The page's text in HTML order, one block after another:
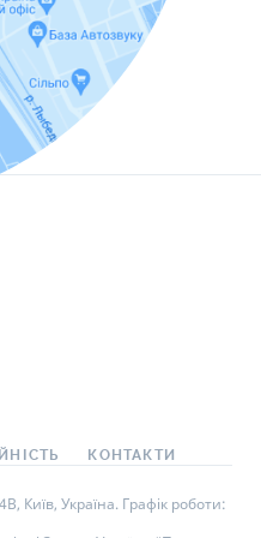
КОНТАКТИ
Київ, Україна. Графік роботи: